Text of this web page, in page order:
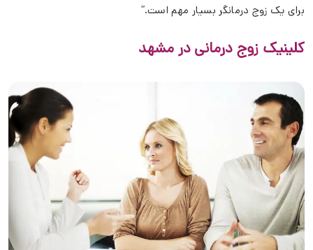
برای یک زوج درمانگر بسیار مهم است.”
کلینیک زوج درمانی در مشهد